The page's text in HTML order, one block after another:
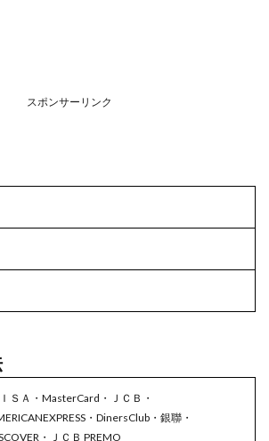
スポンサーリンク
ＳＡ・MasterCard・ＪＣＢ・
・DinersClub・銀聯・
・ＪＣＢ PREMO